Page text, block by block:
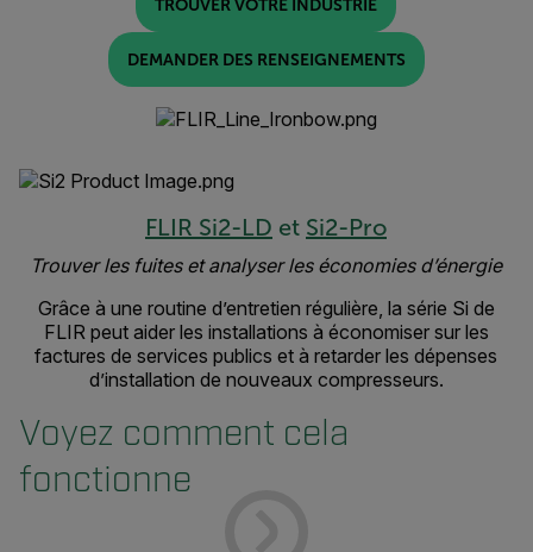
TROUVER VOTRE INDUSTRIE
DEMANDER DES RENSEIGNEMENTS
FLIR Si2-LD et Si2-Pro
Trouver les fuites et analyser les économies d’énergie
Grâce à une routine d’entretien régulière, la série Si de
FLIR peut aider les installations à économiser sur les
factures de services publics et à retarder les dépenses
d’installation de nouveaux compresseurs.
Voyez comment cela
fonctionne